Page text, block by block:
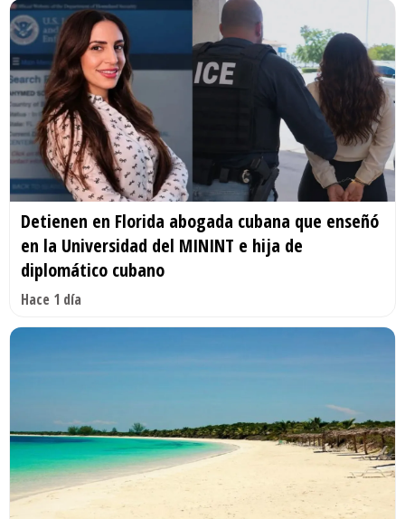
Detienen en Florida abogada cubana que enseñó
en la Universidad del MININT e hija de
diplomático cubano
Hace 1 día